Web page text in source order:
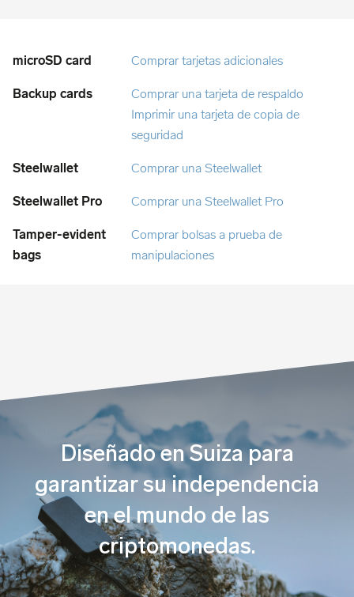
Comprar tarjetas adicionales
Comprar una tarjeta de respaldo
Imprimir una tarjeta de copia de
seguridad
Comprar una Steelwallet
Comprar una Steelwallet Pro
Comprar bolsas a prueba de
manipulaciones
Diseñado en Suiza para
garantizar su independencia
en el mundo de las
criptomonedas.